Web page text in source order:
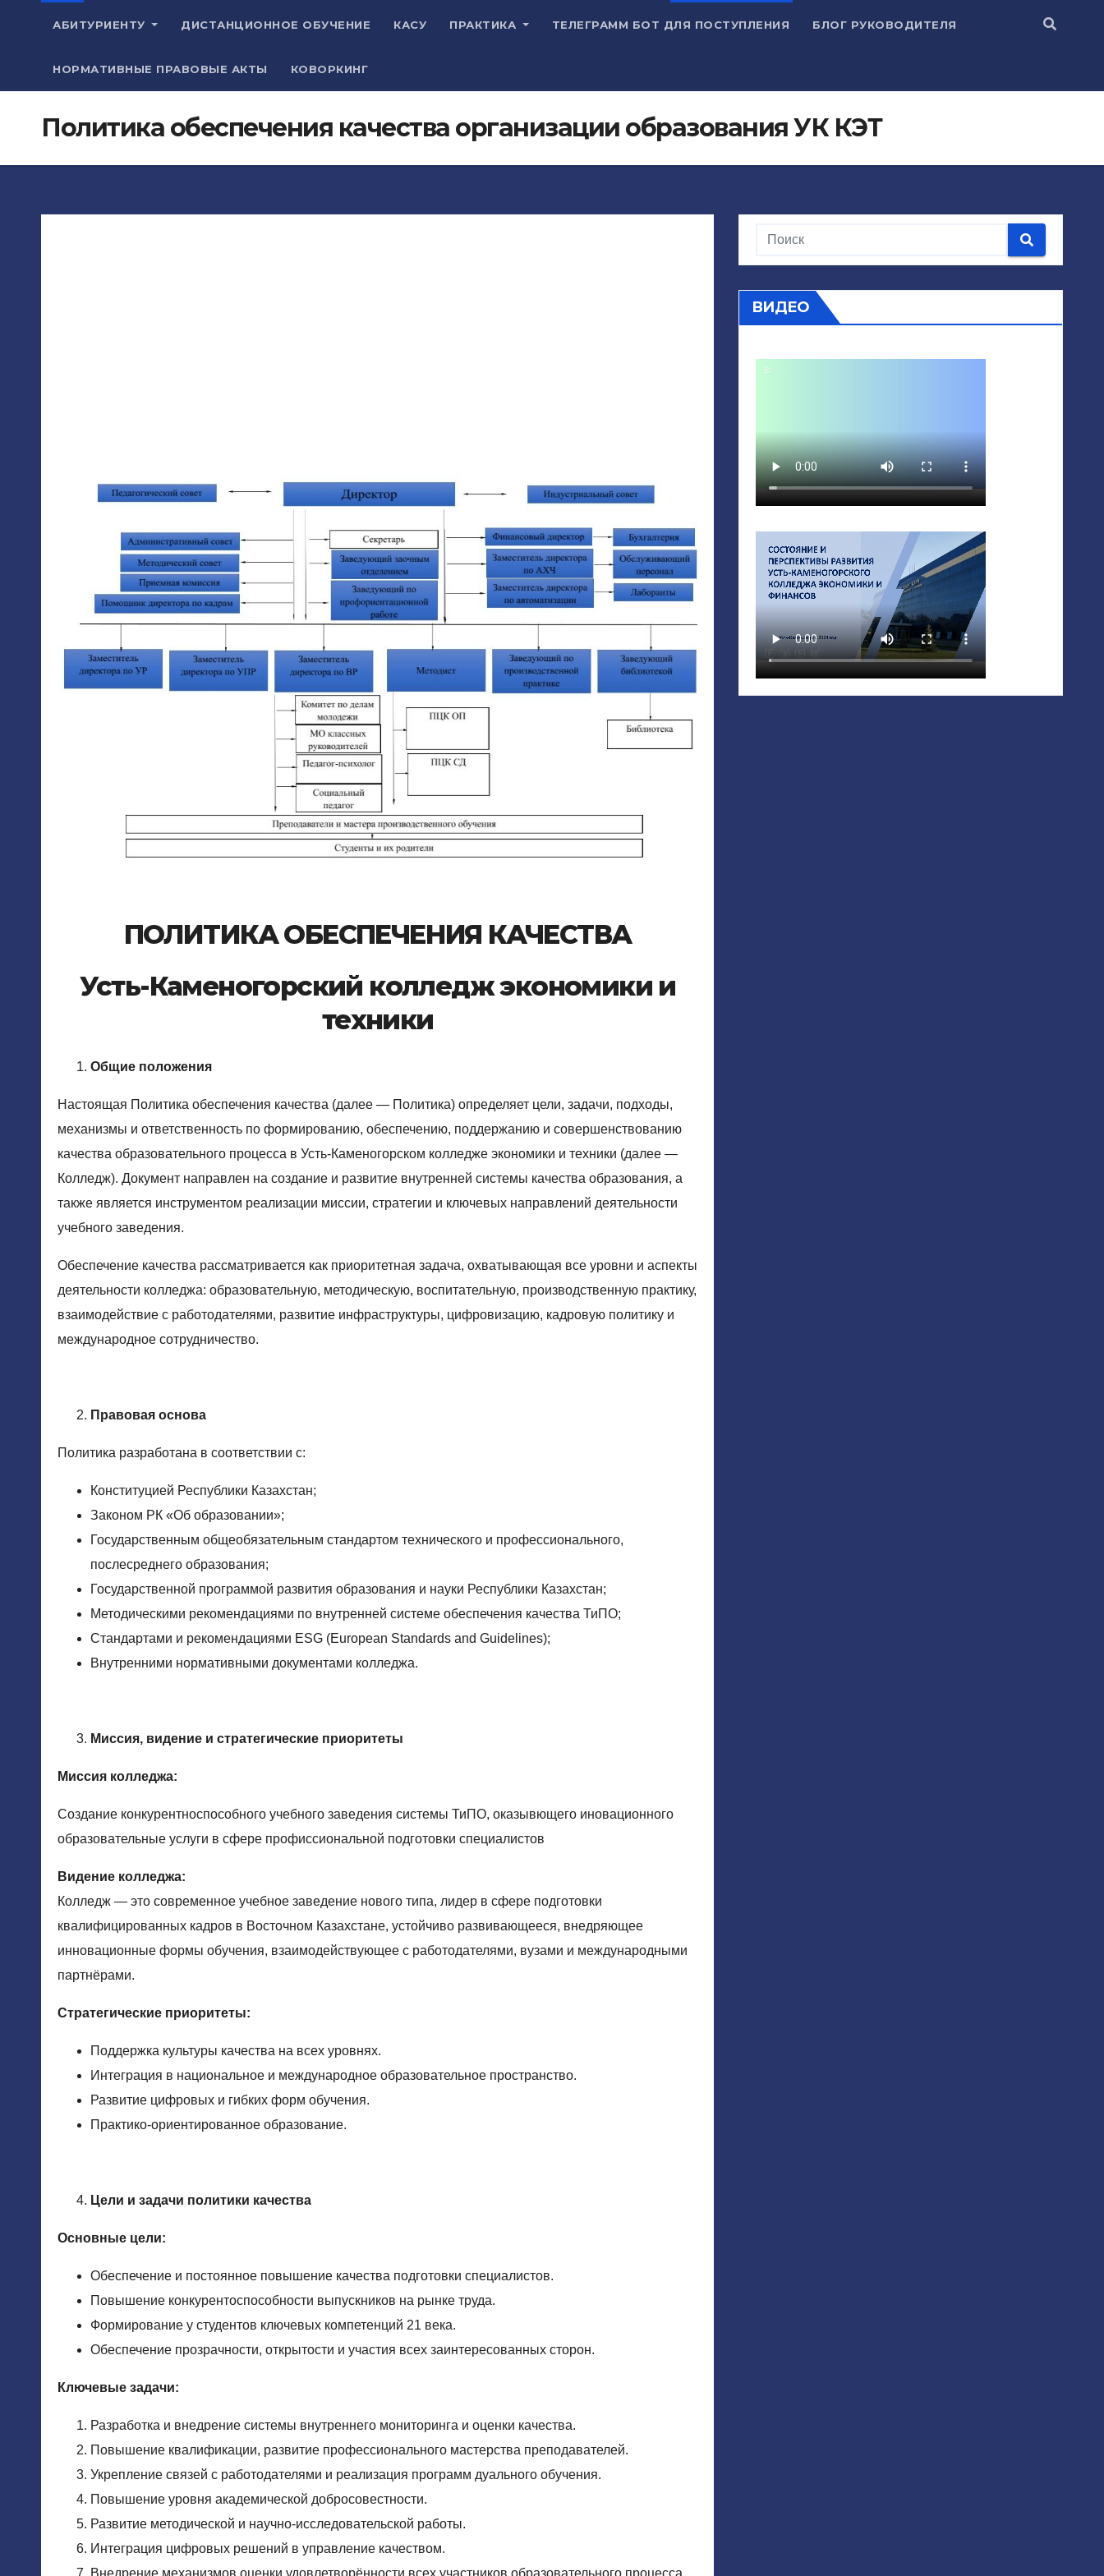
АБИТУРИЕНТУ ДИСТАНЦИОННОЕ ОБУЧЕНИЕ КАСУ ПРАКТИКА ТЕЛЕГРАММ БОТ ДЛЯ ПОСТУПЛЕНИЯ БЛОГ РУКОВОДИТЕЛЯ
НОРМАТИВНЫЕ ПРАВОВЫЕ АКТЫ КОВОРКИНГ
Политика обеспечения качества организации образования УК КЭТ
ПОЛИТИКА ОБЕСПЕЧЕНИЯ КАЧЕСТВА
Усть-Каменогорский колледж экономики и
техники
Общие положения
Настоящая Политика обеспечения качества (далее — Политика) определяет цели, задачи, подходы,
механизмы и ответственность по формированию, обеспечению, поддержанию и совершенствованию
качества образовательного процесса в Усть-Каменогорском колледже экономики и техники (далее —
Колледж). Документ направлен на создание и развитие внутренней системы качества образования, а
также является инструментом реализации миссии, стратегии и ключевых направлений деятельности
учебного заведения.
Обеспечение качества рассматривается как приоритетная задача, охватывающая все уровни и аспекты
деятельности колледжа: образовательную, методическую, воспитательную, производственную практику,
взаимодействие с работодателями, развитие инфраструктуры, цифровизацию, кадровую политику и
международное сотрудничество.
Правовая основа
Политика разработана в соответствии с:
Конституцией Республики Казахстан;
Законом РК «Об образовании»;
Государственным общеобязательным стандартом технического и профессионального,
послесреднего образования;
Государственной программой развития образования и науки Республики Казахстан;
Методическими рекомендациями по внутренней системе обеспечения качества ТиПО;
Стандартами и рекомендациями ESG (European Standards and Guidelines);
Внутренними нормативными документами колледжа.
Миссия, видение и стратегические приоритеты
Миссия колледжа:
Создание конкурентноспособного учебного заведения системы ТиПО, оказывющего иновационного
образовательные услуги в сфере профиссиональной подготовки специалистов
Видение колледжа:
Колледж — это современное учебное заведение нового типа, лидер в сфере подготовки
квалифицированных кадров в Восточном Казахстане, устойчиво развивающееся, внедряющее
инновационные формы обучения, взаимодействующее с работодателями, вузами и международными
партнёрами.
Стратегические приоритеты:
Поддержка культуры качества на всех уровнях.
Интеграция в национальное и международное образовательное пространство.
Развитие цифровых и гибких форм обучения.
Практико-ориентированное образование.
Цели и задачи политики качества
Основные цели:
Обеспечение и постоянное повышение качества подготовки специалистов.
Повышение конкурентоспособности выпускников на рынке труда.
Формирование у студентов ключевых компетенций 21 века.
Обеспечение прозрачности, открытости и участия всех заинтересованных сторон.
Ключевые задачи:
Разработка и внедрение системы внутреннего мониторинга и оценки качества.
Повышение квалификации, развитие профессионального мастерства преподавателей.
Укрепление связей с работодателями и реализация программ дуального обучения.
Повышение уровня академической добросовестности.
Развитие методической и научно-исследовательской работы.
Интеграция цифровых решений в управление качеством.
ВИДЕО